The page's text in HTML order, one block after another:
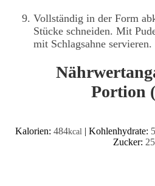
Vollständig in der Form
Stücke schneiden. Mit
mit Schlagsahne servieren.
Portion
Kalorien: 484kcal | Kohlenhydrate:
Zucker: 25